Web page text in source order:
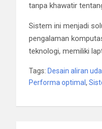
tanpa khawatir
Sistem ini menjadi
pengalaman
teknologi, memiliki
Tags: Desain aliran
Performa optimal ,